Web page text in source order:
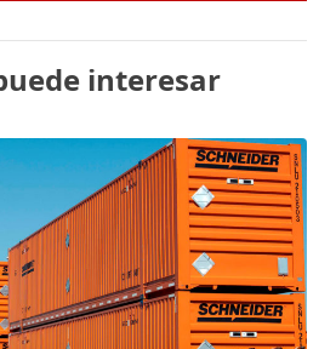
interesar